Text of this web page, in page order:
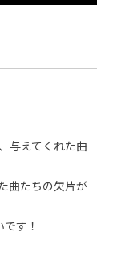
与えてくれた曲
曲たちの欠片が
す！